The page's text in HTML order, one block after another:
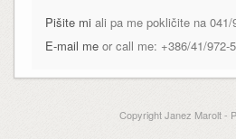
Pišite mi ali pa me pokličite na 041/
E-mail meor call me: +386/41/972-
Copyright Janez Marolt -